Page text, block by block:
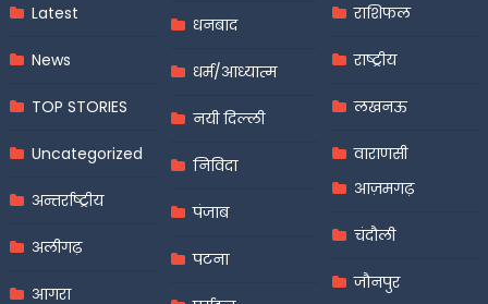
Latest
News
TOP STORIES
Uncategorized
अन्तर्राष्ट्रीय
अलीगढ़
आगरा
धनबाद
धर्म/आध्यात्म
नयी दिल्ली
निविदा
पंजाब
पटना
राशिफल
राष्ट्रीय
लखनऊ
वाराणसी
आज़मगढ़
चंदौली
जौनपुर